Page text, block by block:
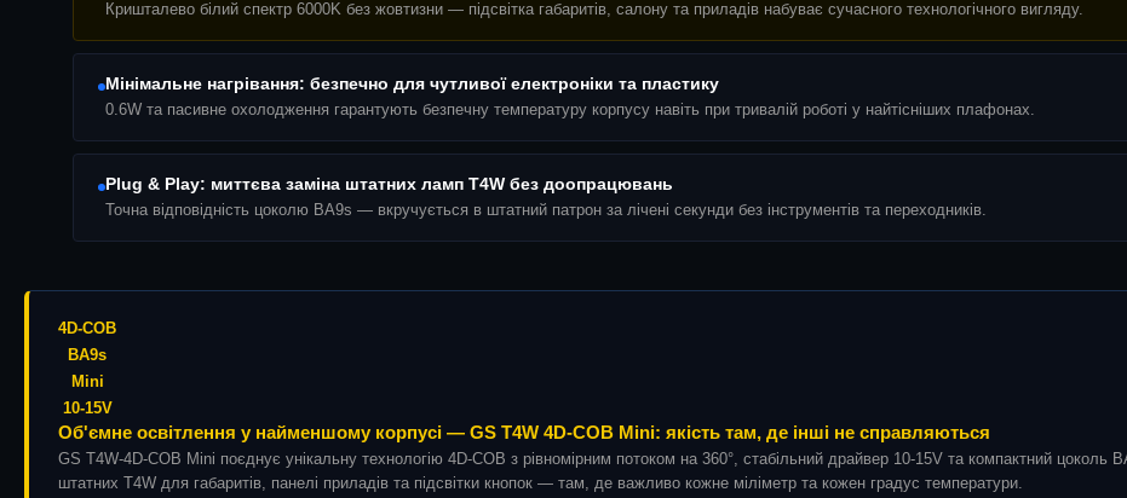
Кришталево білий спектр 6000K без жовтизни — підсвітка габаритів, салону та приладів набуває сучасного технологічного вигляду.
Мінімальне нагрівання: безпечно для чутливої електроніки та пластику
0.6W та пасивне охолодження гарантують безпечну температуру корпусу навіть при тривалій роботі у найтісніших плафонах.
Plug & Play: миттєва заміна штатних ламп T4W без доопрацювань
Точна відповідність цоколю BA9s — вкручується в штатний патрон за лічені секунди без інструментів та переходників.
4D-COB
BA9s
Mini
10-15V
Об'ємне освітлення у найменшому корпусі — GS T4W 4D-COB Mini: якість там, де інші не справляються
GS T4W-4D-COB Mini поєднує унікальну технологію 4D-COB з рівномірним потоком на 360°, стабільний драйвер 10-15V та компактний цоколь
штатних T4W для габаритів, панелі приладів та підсвітки кнопок — там, де важливо кожне міліметр та кожен градус температури.